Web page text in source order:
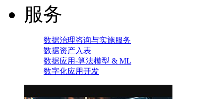
服务
数据治理咨询与实施服务
数据资产入表
数据应用-算法模型 & ML
数字化应用开发